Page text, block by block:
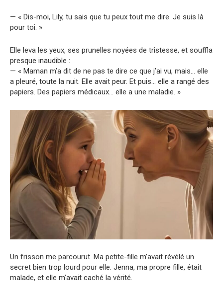
— « Dis-moi, Lily, tu sais que tu peux tout me dire. Je suis là
pour toi. »
Elle leva les yeux, ses prunelles noyées de tristesse, et souffla
presque inaudible :
— « Maman m’a dit de ne pas te dire ce que j’ai vu, mais… elle
a pleuré, toute la nuit. Elle avait peur. Et puis… elle a rangé des
papiers. Des papiers médicaux… elle a une maladie. »
Un frisson me parcourut. Ma petite-fille m’avait révélé un
secret bien trop lourd pour elle. Jenna, ma propre fille, était
malade, et elle m’avait caché la vérité.